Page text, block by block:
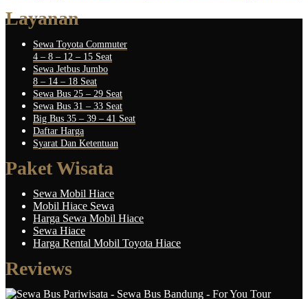
Layanan
Sewa Toyota Commuter
4 – 8 – 12 – 15 Seat
Sewa Jetbus Jumbo
8 – 14 – 18 Seat
Sewa Bus 25 – 29 Seat
Sewa Bus 31 – 33 Seat
Big Bus 35 – 39 – 41 Seat
Daftar Harga
Syarat Dan Ketentuan
Paket Wisata
Sewa Mobil Hiace
Mobil Hiace Sewa
Harga Sewa Mobil Hiace
Sewa Hiace
Harga Rental Mobil Toyota Hiace
Reviews